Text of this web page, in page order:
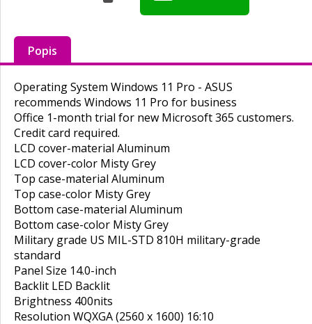
Popis
Operating System Windows 11 Pro - ASUS
recommends Windows 11 Pro for business
Office 1-month trial for new Microsoft 365 customers.
Credit card required.
LCD cover-material Aluminum
LCD cover-color Misty Grey
Top case-material Aluminum
Top case-color Misty Grey
Bottom case-material Aluminum
Bottom case-color Misty Grey
Military grade US MIL-STD 810H military-grade
standard
Panel Size 14.0-inch
Backlit LED Backlit
Brightness 400nits
Resolution WQXGA (2560 x 1600) 16:10